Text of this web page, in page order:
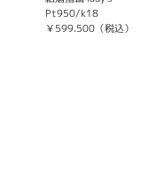
Pt950/k18
￥599.500（税込）